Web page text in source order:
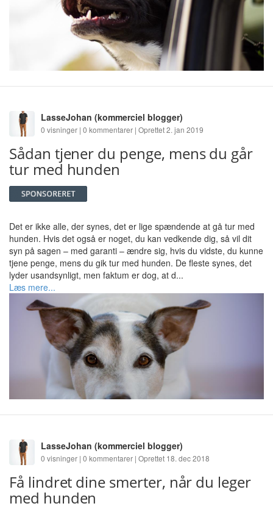
LasseJohan (kommerciel blogger)
0 visninger | 0 kommentarer | Oprettet 2. jan 2019
Sådan tjener du penge, mens du går
tur med hunden
Det er ikke alle, der synes, det er lige spændende at gå tur med
hunden. Hvis det også er noget, du kan vedkende dig, så vil dit
syn på sagen – med garanti – ændre sig, hvis du vidste, du kunne
tjene penge, mens du gik tur med hunden. De fleste synes, det
lyder usandsynligt, men faktum er dog, at d...
Læs mere...
LasseJohan (kommerciel blogger)
0 visninger | 0 kommentarer | Oprettet 18. dec 2018
Få lindret dine smerter, når du leger
med hunden